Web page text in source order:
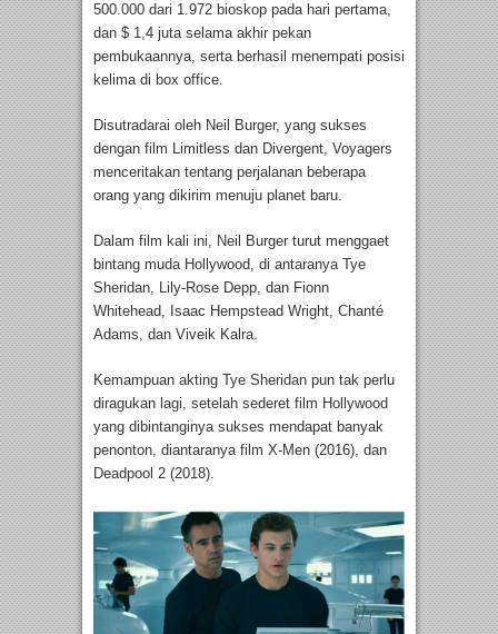
500.000 dari 1.972 bioskop pada hari pertama,
dan $ 1,4 juta selama akhir pekan
pembukaannya, serta berhasil menempati posisi
kelima di box office.
Disutradarai oleh Neil Burger, yang sukses
dengan film Limitless dan Divergent, Voyagers
menceritakan tentang perjalanan beberapa
orang yang dikirim menuju planet baru.
Dalam film kali ini, Neil Burger turut menggaet
bintang muda Hollywood, di antaranya Tye
Sheridan, Lily-Rose Depp, dan Fionn
Whitehead, Isaac Hempstead Wright, Chanté
Adams, dan Viveik Kalra.
Kemampuan akting Tye Sheridan pun tak perlu
diragukan lagi, setelah sederet film Hollywood
yang dibintanginya sukses mendapat banyak
penonton, diantaranya film X-Men (2016), dan
Deadpool 2 (2018).